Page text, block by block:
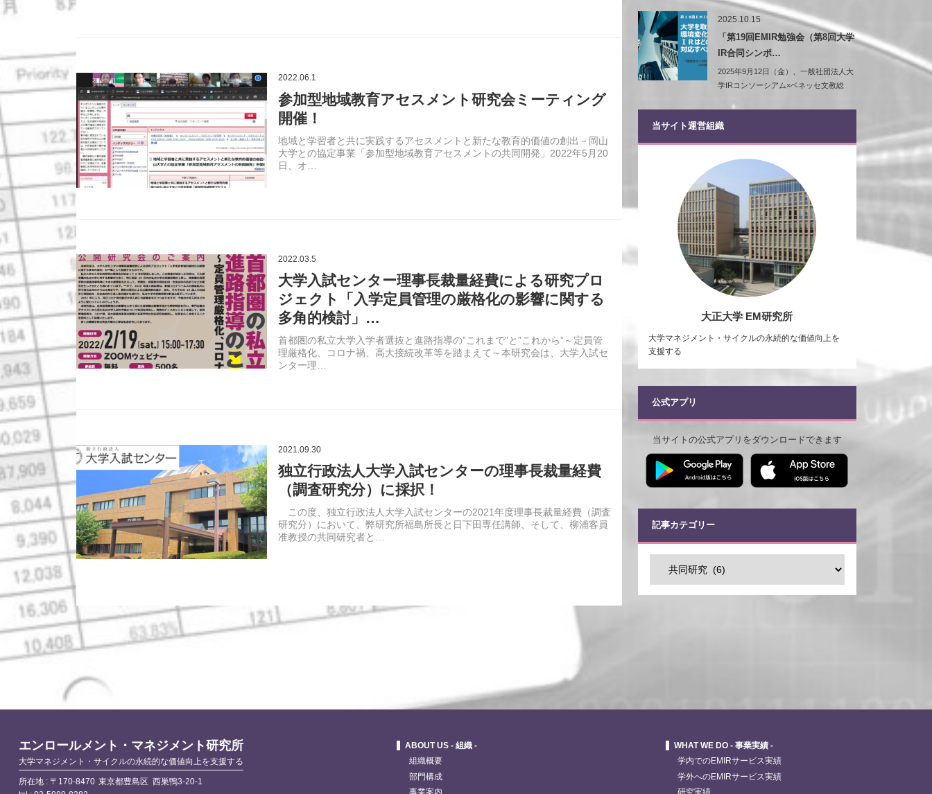
2022.06.1
参加型地域教育アセスメント研究会ミーティング
開催！
地域と学習者と共に実践するアセスメントと新たな教育的価値の創出－岡山
大学との協定事業「参加型地域教育アセスメントの共同開発」2022年5月20
日、オ…
2022.03.5
大学入試センター理事長裁量経費による研究プロ
ジェクト「入学定員管理の厳格化の影響に関する
多角的検討」…
首都圏の私立大学入学者選抜と進路指導の”これまで”と”これから”～定員管
理厳格化、コロナ禍、高大接続改革等を踏まえて～本研究会は、大学入試セ
ンター理…
2021.09.30
独立行政法人大学入試センターの理事長裁量経費
（調査研究分）に採択！
この度、独立行政法人大学入試センターの2021年度理事長裁量経費（調査
研究分）において、弊研究所福島所長と日下田専任講師、そして、柳浦客員
准教授の共同研究者と…
2025.10.15
「第19回EMIR勉強会（第8回大学
IR合同シンポ…
2025年9月12日（金）、一般社団法人大
学IRコンソーシアム×ベネッセ文教総
当サイト運営組織
大正大学 EM研究所
大学マネジメント・サイクルの永続的な価値向上を
支援する
公式アプリ
当サイトの公式アプリをダウンロードできます
記事カテゴリー
エンロールメント・マネジメント研究所
大学マネジメント・サイクルの永続的な価値向上を支援する
所在地 : 〒170-8470 東京都豊島区 西巣鴨3-20-1
ABOUT US - 組織 -
組織概要
部門構成
事業案内
WHAT WE DO - 事業実績 -
学内でのEMIRサービス実績
学外へのEMIRサービス実績
研究実績